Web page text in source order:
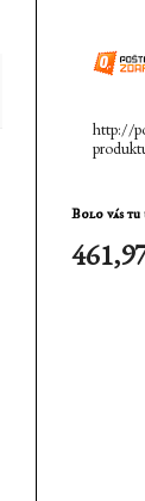
http://
Bolo vás tu